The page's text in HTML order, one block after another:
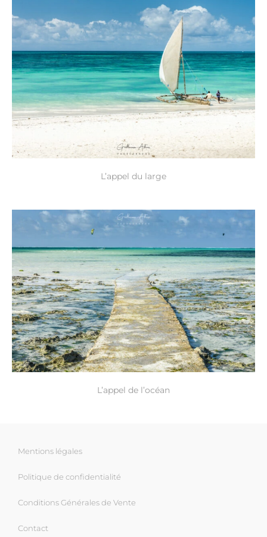
L’appel du large
L’appel de l’océan
Mentions légales
Politique de confidentialité
Conditions Générales de Vente
Contact